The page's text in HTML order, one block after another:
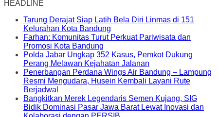
HEADLINE
Tarung Derajat Siap Latih Bela Diri Linmas di 151
Kelurahan Kota Bandung
Farhan: Komunitas Turut Perkuat Pariwisata dan
Promosi Kota Bandung
Polda Jabar Ungkap 352 Kasus, Pemkot Dukung
Perang Melawan Kejahatan Jalanan
Penerbangan Perdana Wings Air Bandung – Lampung
Resmi Mengudara, Husein Kembali Layani Rute
Berjadwal
Bangkitkan Merek Legendaris Semen Kujang, SIG
Bidik Dominasi Pasar Jawa Barat Lewat Inovasi dan